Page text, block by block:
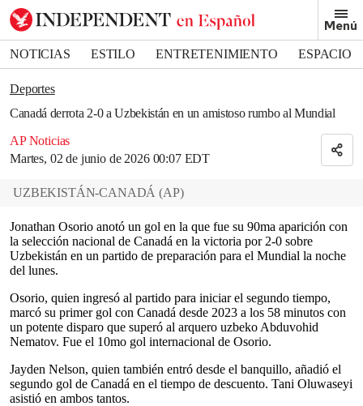
Menú
NOTICIAS ESTILO ENTRETENIMIENTO
ESPACIO
DEPORTES
Deportes
Canadá derrota 2-0 a Uzbekistán en un amistoso rumbo al Mundial
AP Noticias
Martes, 02 de junio de 2026 00:07 EDT
Bookmark popover
Removed from bookmarks
Close popover
UZBEKISTÁN-CANADÁ (AP)
Jonathan Osorio anotó un gol en la que fue su 90ma aparición con
la selección nacional de Canadá en la victoria por 2-0 sobre
Uzbekistán en un partido de preparación para el Mundial la noche
del lunes.
Osorio, quien ingresó al partido para iniciar el segundo tiempo,
marcó su primer gol con Canadá desde 2023 a los 58 minutos con
un potente disparo que superó al arquero uzbeko Abduvohid
Nematov. Fue el 10mo gol internacional de Osorio.
Jayden Nelson, quien también entró desde el banquillo, añadió el
segundo gol de Canadá en el tiempo de descuento. Tani Oluwaseyi
asistió en ambos tantos.